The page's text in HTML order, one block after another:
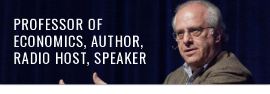
PROFESSOR OF
ECONOMICS, AUTHOR,
RADIO HOST, SPEAKER